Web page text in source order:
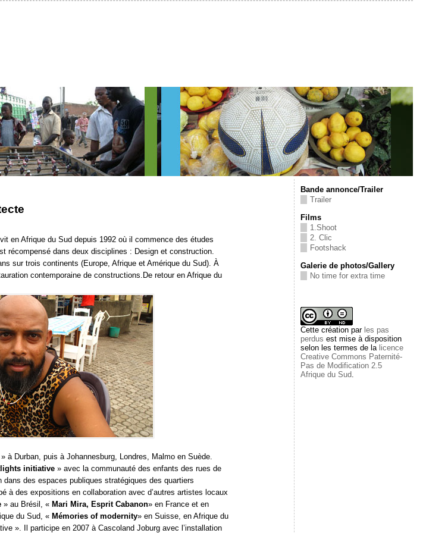
en Afrique du Sud depuis 1992 où il commence des études
récompensé dans deux disciplines : Design et construction.
sur trois continents (Europe, Afrique et Amérique du Sud). À
contemporaine de constructions.De retour en Afrique du
» à Durban, puis à Johannesburg, Londres, Malmo en Suède.
initiative » avec la communauté des enfants des rues de
dans des espaces publiques stratégiques des quartiers
à des expositions en collaboration avec d’autres artistes locaux
» au Brésil, « Mari Mira, Esprit Cabanon» en France et en
du Sud, « Mémories of modernity» en Suisse, en Afrique du
». Il participe en 2007 à Cascoland Joburg avec l’installation
Bande annonce/Trailer
Trailer
Films
1.Shoot
2. Clic
Footshack
Galerie de photos/Gallery
No time for extra time
Cette création par les pas
perdus est mise à disposition
selon les termes de la licence
Creative Commons Paternité-
Pas de Modification 2.5
Afrique du Sud.